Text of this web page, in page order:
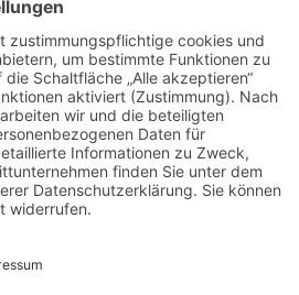
GmbH
Bad Iburg